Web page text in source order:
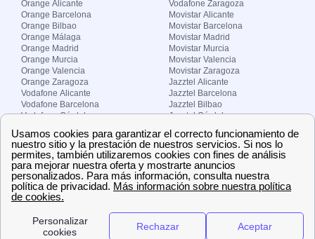
Orange Alicante
Orange Barcelona
Orange Bilbao
Orange Málaga
Orange Madrid
Orange Murcia
Orange Valencia
Orange Zaragoza
Vodafone Alicante
Vodafone Barcelona
Vodafone Córdoba
Vodafone Madrid
Vodafone Murcia
Vodafone Valencia
Vodafone Zaragoza
Movistar Alicante
Movistar Barcelona
Movistar Madrid
Movistar Murcia
Movistar Valencia
Movistar Zaragoza
Jazztel Alicante
Jazztel Barcelona
Jazztel Bilbao
Jazztel Córdoba
Jazztel Málaga
Jazztel Valencia
Jazztel Zaragoza
Sobre Zona-internet.com
¿Quiénes somos?
El grupo papernest
Aviso legal Nuestras ofertas de trabajo